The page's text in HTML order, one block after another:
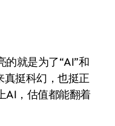
的就是为了“AI”和
真挺科幻，也挺正
AI，估值都能翻着